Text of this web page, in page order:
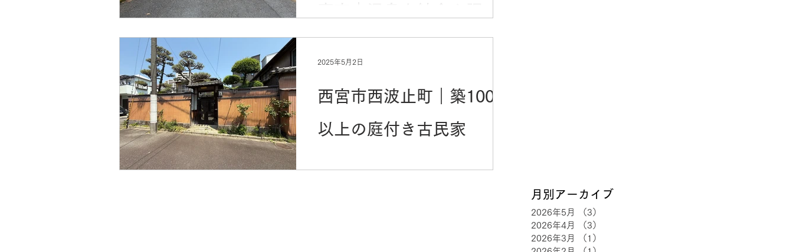
料ビジネスの実態
西宮市西波止町｜築100年
以上の庭付き古民家
2025年5月2日
​月別アーカイブ
2026年5月 （3）
2026年4月
（3）
2026年3月
（1）